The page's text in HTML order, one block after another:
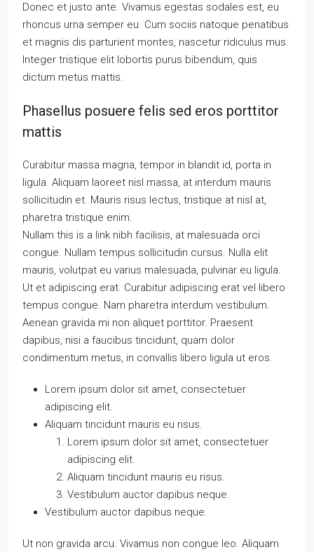
Donec et justo ante. Vivamus egestas sodales est, eu
rhoncus urna semper eu. Cum sociis natoque penatibus
et magnis dis parturient montes, nascetur ridiculus mus.
Integer tristique elit lobortis purus bibendum, quis
dictum metus mattis.
Phasellus posuere felis sed eros porttitor
mattis
Curabitur massa magna, tempor in blandit id, porta in
ligula. Aliquam laoreet nisl massa, at interdum mauris
sollicitudin et. Mauris risus lectus, tristique at nisl at,
pharetra tristique enim.
Nullam this is a link nibh facilisis, at malesuada orci
congue. Nullam tempus sollicitudin cursus. Nulla elit
mauris, volutpat eu varius malesuada, pulvinar eu ligula.
Ut et adipiscing erat. Curabitur adipiscing erat vel libero
tempus congue. Nam pharetra interdum vestibulum.
Aenean gravida mi non aliquet porttitor. Praesent
dapibus, nisi a faucibus tincidunt, quam dolor
condimentum metus, in convallis libero ligula ut eros.
Lorem ipsum dolor sit amet, consectetuer
adipiscing elit.
Aliquam tincidunt mauris eu risus.
Lorem ipsum dolor sit amet, consectetuer
adipiscing elit.
Aliquam tincidunt mauris eu risus.
Vestibulum auctor dapibus neque.
Vestibulum auctor dapibus neque.
Ut non gravida arcu. Vivamus non congue leo. Aliquam